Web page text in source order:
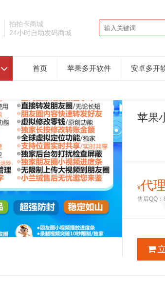
拍拍卡商城
24小时自助发码商城
首页 苹果多开软件 安卓多开
苹果
¥代
售后QQ